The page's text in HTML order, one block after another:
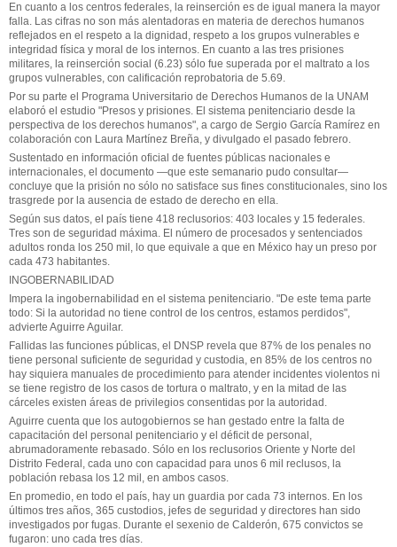
En cuanto a los centros federales, la reinserción es de igual manera la mayor
falla. Las cifras no son más alentadoras en materia de derechos humanos
reflejados en el respeto a la dignidad, respeto a los grupos vulnerables e
integridad física y moral de los internos. En cuanto a las tres prisiones
militares, la reinserción social (6.23) sólo fue superada por el maltrato a los
grupos vulnerables, con calificación reprobatoria de 5.69.
Por su parte el Programa Universitario de Derechos Humanos de la UNAM
elaboró el estudio "Presos y prisiones. El sistema penitenciario desde la
perspectiva de los derechos humanos", a cargo de Sergio García Ramírez en
colaboración con Laura Martínez Breña, y divulgado el pasado febrero.
Sustentado en información oficial de fuentes públicas nacionales e
internacionales, el documento —que este semanario pudo consultar—
concluye que la prisión no sólo no satisface sus fines constitucionales, sino los
trasgrede por la ausencia de estado de derecho en ella.
Según sus datos, el país tiene 418 reclusorios: 403 locales y 15 federales.
Tres son de seguridad máxima. El número de procesados y sentenciados
adultos ronda los 250 mil, lo que equivale a que en México hay un preso por
cada 473 habitantes.
INGOBERNABILIDAD
Impera la ingobernabilidad en el sistema penitenciario. "De este tema parte
todo: Si la autoridad no tiene control de los centros, estamos perdidos",
advierte Aguirre Aguilar.
Fallidas las funciones públicas, el DNSP revela que 87% de los penales no
tiene personal suficiente de seguridad y custodia, en 85% de los centros no
hay siquiera manuales de procedimiento para atender incidentes violentos ni
se tiene registro de los casos de tortura o maltrato, y en la mitad de las
cárceles existen áreas de privilegios consentidas por la autoridad.
Aguirre cuenta que los autogobiernos se han gestado entre la falta de
capacitación del personal penitenciario y el déficit de personal,
abrumadoramente rebasado. Sólo en los reclusorios Oriente y Norte del
Distrito Federal, cada uno con capacidad para unos 6 mil reclusos, la
población rebasa los 12 mil, en ambos casos.
En promedio, en todo el país, hay un guardia por cada 73 internos. En los
últimos tres años, 365 custodios, jefes de seguridad y directores han sido
investigados por fugas. Durante el sexenio de Calderón, 675 convictos se
fugaron: uno cada tres días.